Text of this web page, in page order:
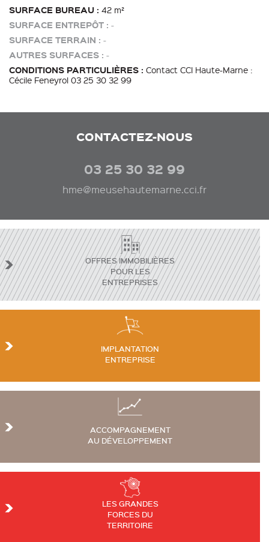
SURFACE BUREAU : 42 m²
SURFACE ENTREPÔT : -
SURFACE TERRAIN : -
AUTRES SURFACES : -
CONDITIONS PARTICULIÈRES : Contact CCI Haute-Marne :
Cécile Feneyrol 03 25 30 32 99
CONTACTEZ-NOUS
03 25 30 32 99
hme@meusehautemarne.cci.fr
OFFRES IMMOBILIÈRES
POUR LES
ENTREPRISES
IMPLANTATION
ENTREPRISE
ACCOMPAGNEMENT
AU DÉVELOPPEMENT
LES GRANDES
FORCES DU
TERRITOIRE